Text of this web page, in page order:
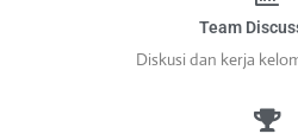
Team
Diskusi dan kerja